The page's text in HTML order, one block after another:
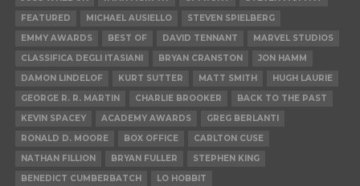
FEATURED
MICHAEL AUSIELLO
STEVEN SPIELBERG
EMMY AWARDS
BEST OF DAVID TENNANT
MARVEL STUDIOS
CLASSIFICA DEGLI ITASIANI
BRYAN CRANSTON
JON HAMM
DAMON LINDELOF
KURT SUTTER MATT SMITH
HUGH LAURIE
GEORGE R. R. MARTIN
CHARLIE BROOKER
BACK TO THE PAST
KEVIN SPACEY
ACADEMY AWARDS
GREG BERLANTI
RONALD D. MOORE
BOX OFFICE
CARLTON CUSE
NATHAN FILLION
BRYAN FULLER
STEPHEN KING
BENEDICT CUMBERBATCH
LO HOBBIT